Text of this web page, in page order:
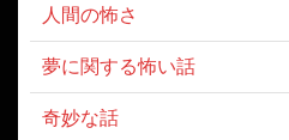
人間の怖さ
夢に関する怖い話
奇妙な話